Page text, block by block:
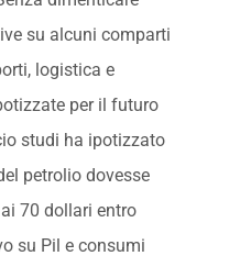
su alcuni comparti
logistica e
per il futuro
studi ha ipotizzato
petrolio dovesse
70 dollari entro
su Pil e consumi